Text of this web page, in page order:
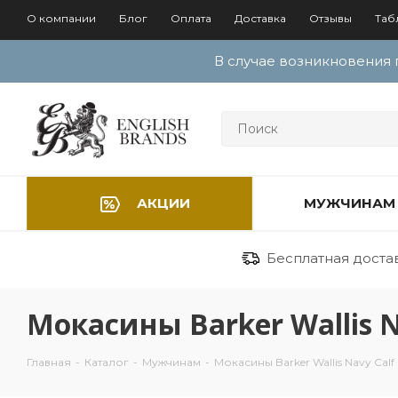
О компании Блог Оплата Доставка Отзывы
В случае возникновения
АКЦИИ МУЖЧИНАМ
Бесплатная
Мокасины Barker Wallis
Главная - Каталог - Мужчинам - Мокасины Barker Wallis Navy Calf